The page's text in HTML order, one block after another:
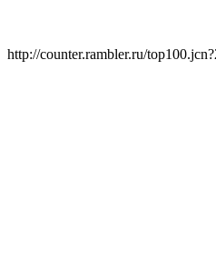
http://counter.rambler.ru/